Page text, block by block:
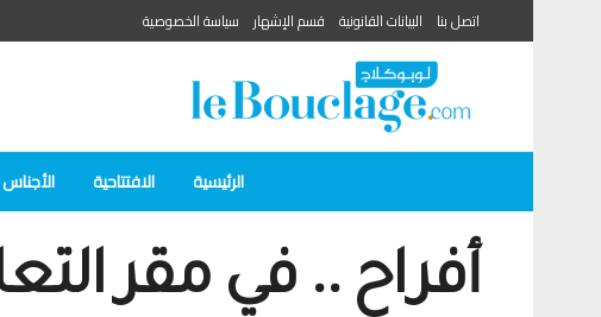
اتصل بنا البيانات القانونية قسم الإشهار سياسة الخصوصية
الرئيسية الافتتاحية
أفراح .. في مقر